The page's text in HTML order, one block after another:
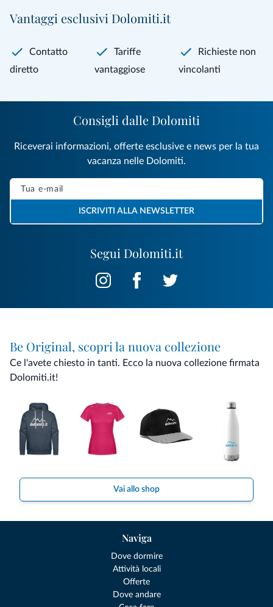
Vantaggi esclusivi Dolomiti.it
Contatto
diretto
Tariffe
vantaggiose
Richieste non
vincolanti
Segui Dolomiti.it
Consigli dalle Dolomiti
Riceverai informazioni, offerte esclusive e news per la tua
vacanza nelle Dolomiti.
ISCRIVITI ALLA NEWSLETTER
Be Original, scopri la nuova collezione
Ce l'avete chiesto in tanti. Ecco la nuova collezione firmata
Dolomiti.it!
Vai allo shop
Naviga
Dove dormire
Attività locali
Offerte
Dove andare